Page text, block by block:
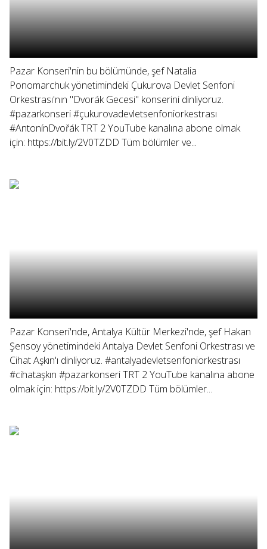
Pazar Konseri'nin bu bölümünde, şef Natalia
Ponomarchuk yönetimindeki Çukurova Devlet Senfoni
Orkestrası'nın "Dvorák Gecesi" konserini dinliyoruz.
#pazarkonseri #çukurovadevletsenfoniorkestrası
#AntonínDvořák TRT 2 YouTube kanalına abone olmak
için: https://bit.ly/2V0TZDD Tüm bölümler ve...
Pazar Konseri'nde, Antalya Kültür Merkezi'nde, şef Hakan
Şensoy yönetimindeki Antalya Devlet Senfoni Orkestrası ve
Cihat Aşkın'ı dinliyoruz. #antalyadevletsenfoniorkestrası
#cihataşkın #pazarkonseri TRT 2 YouTube kanalına abone
olmak için: https://bit.ly/2V0TZDD Tüm bölümler...